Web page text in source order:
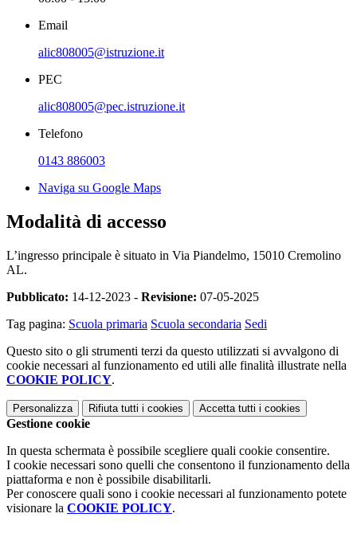
Email
alic808005@istruzione.it
PEC
alic808005@pec.istruzione.it
Telefono
0143 886003
Naviga su Google Maps
Modalità di accesso
L’ingresso principale è situato in Via Piandelmo, 15010 Cremolino
AL.
Pubblicato: 14-12-2023 - Revisione: 07-05-2025
Tag pagina: Scuola primaria Scuola secondaria Sedi
Questo sito o gli strumenti terzi da questo utilizzati si avvalgono di
cookie necessari al funzionamento ed utili alle finalità illustrate nella
COOKIE POLICY.
Personalizza Rifiuta tutti i cookies Accetta tutti i cookies
Gestione cookie
In questa schermata è possibile scegliere quali cookie consentire.
I cookie necessari sono quelli che consentono il funzionamento della
piattaforma e non è possibile disabilitarli.
Per conoscere quali sono i cookie necessari al funzionamento potete
visionare la COOKIE POLICY.